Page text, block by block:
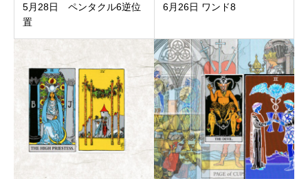
5月28日 ペンタクル6逆位
置
6月26日 ワンド8